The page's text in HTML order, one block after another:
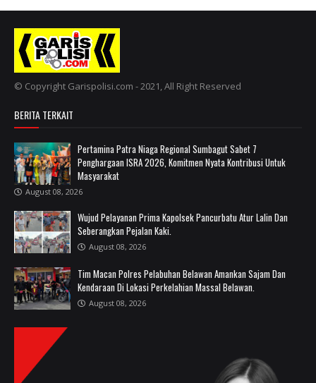
© Copyright Garispolisi.com - 2021, All Right Reserved
BERITA TERKAIT
Pertamina Patra Niaga Regional Sumbagut Sabet 7
Penghargaan ISRA 2026, Komitmen Nyata Kontribusi Untuk
Masyarakat
August 08, 2026
Wujud Pelayanan Prima Kapolsek Pancurbatu Atur Lalin Dan
Seberangkan Pejalan Kaki.
August 08, 2026
Tim Macan Polres Pelabuhan Belawan Amankan Sajam Dan
Kendaraan Di Lokasi Perkelahian Massal Belawan.
August 08, 2026